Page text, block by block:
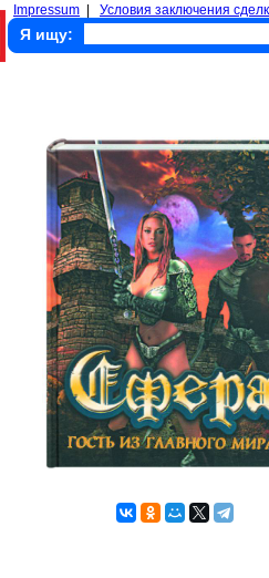
Impressum Условия заключения
Я ищу: